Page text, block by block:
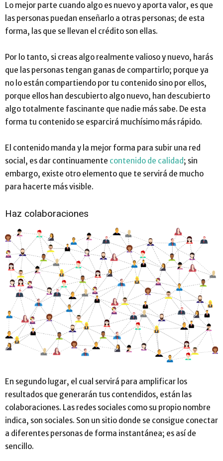
Lo mejor parte cuando algo es nuevo y aporta valor, es que
las personas puedan enseñarlo a otras personas; de esta
forma, las que se llevan el crédito son ellas.
Por lo tanto, si creas algo realmente valioso y nuevo, harás
que las personas tengan ganas de compartirlo; porque ya
no lo están compartiendo por tu contenido sino por ellos,
porque ellos han descubierto algo nuevo, han descubierto
algo totalmente fascinante que nadie más sabe. De esta
forma tu contenido se esparcirá muchísimo más rápido.
El contenido manda y la mejor forma para subir una red
social, es dar continuamente contenido de calidad; sin
embargo, existe otro elemento que te servirá de mucho
para hacerte más visible.
Haz colaboraciones
En segundo lugar, el cual servirá para amplificar los
resultados que generarán tus contendidos, están las
colaboraciones. Las redes sociales como su propio nombre
indica, son sociales. Son un sitio donde se consigue conectar
a diferentes personas de forma instantánea; es así de
sencillo.